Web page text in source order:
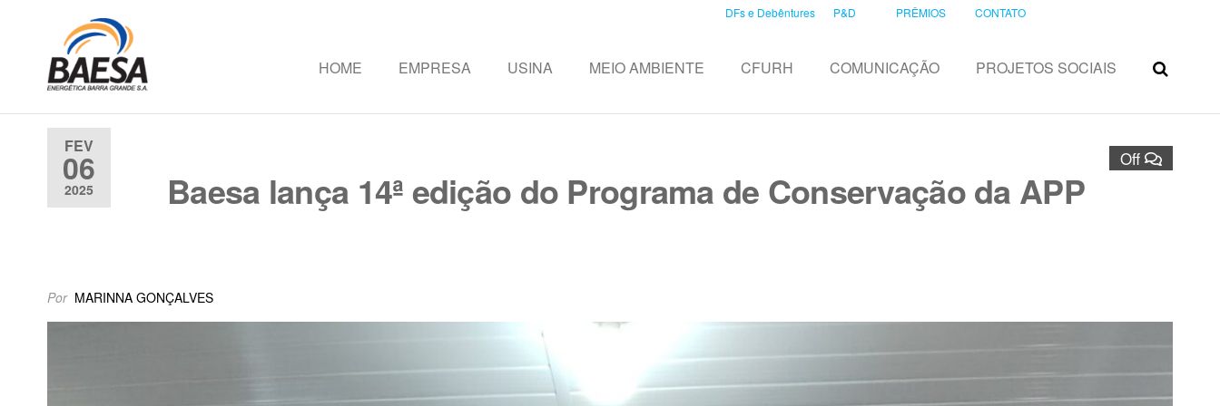
DFs e Debêntures P&D PRÊMIOS CONTATO
HOME EMPRESA USINA MEIO AMBIENTE CFURH COMUNICAÇÃO PROJETOS SOCIAIS
FEV
06
2025
Off
Baesa lança 14ª edição do Programa de Conservação da APP
Por MARINNA GONÇALVES